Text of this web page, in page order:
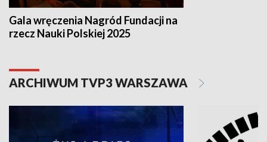
Gala wręczenia Nagród Fundacji na
rzecz Nauki Polskiej 2025
ARCHIWUM TVP3 WARSZAWA